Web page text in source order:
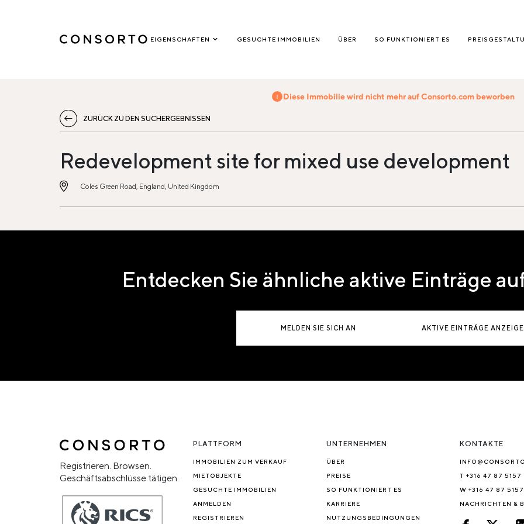
EIGENSCHAFTEN GESUCHTE IMMOBILIEN ÜBER SO FUNKTIONIERT ES
Diese Immobilie wird nicht mehr auf Consorto.com beworben
ZURÜCK ZU DEN SUCHERGEBNISSEN
Redevelopment site for mixed use development
Coles Green Road, England, United Kingdom
Entdecken Sie ähnliche aktive Einträge
MELDEN SIE SICH AN AKTIVE EINTRÄGE
Registrieren. Browsen.
Geschäftsabschlüsse tätigen.
PLATTFORM
IMMOBILIEN ZUM VERKAUF
MIETOBJEKTE
GESUCHTE IMMOBILIEN
ANMELDEN
REGISTRIEREN
UNTERNEHMEN
ÜBER
PREISE
SO FUNKTIONIERT ES
KARRIERE
NUTZUNGSBEDINGUNGEN
KONTAKTE
T +316 47 87 5157
W +316 47 87 5157
NACHRICHTEN &